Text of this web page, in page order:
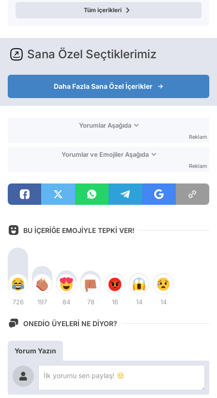
Tüm içerikleri
Sana Özel Seçtiklerimiz
Daha Fazla Sana Özel İçerikler
Yorumlar Aşağıda
Reklam
Yorumlar ve Emojiler Aşağıda
Reklam
BU İÇERİĞE EMOJİYLE TEPKİ VER!
726 197 84 78 16 14 14
ONEDİO ÜYELERİ NE DİYOR?
Yorum Yazın